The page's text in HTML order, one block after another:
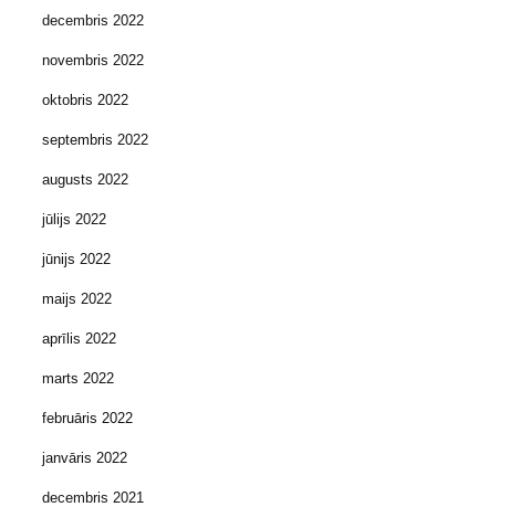
decembris 2022
novembris 2022
oktobris 2022
septembris 2022
augusts 2022
jūlijs 2022
jūnijs 2022
maijs 2022
aprīlis 2022
marts 2022
februāris 2022
janvāris 2022
decembris 2021